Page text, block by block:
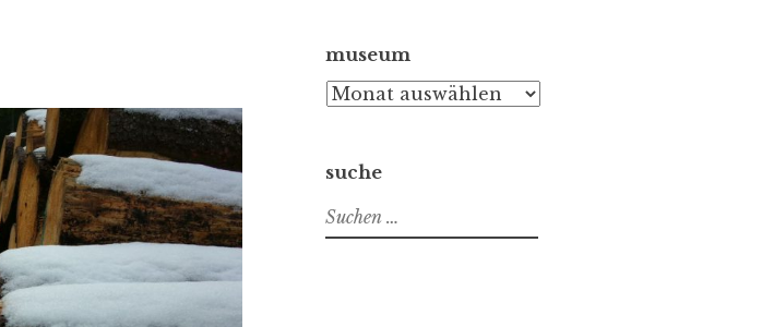
museum
museum
suche
Suchen
nach: